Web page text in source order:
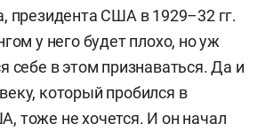
президента США в 1929–32 гг.
у него будет плохо, но уж
себе в этом признаваться. Да и
который пробился в
тоже не хочется. И он начал